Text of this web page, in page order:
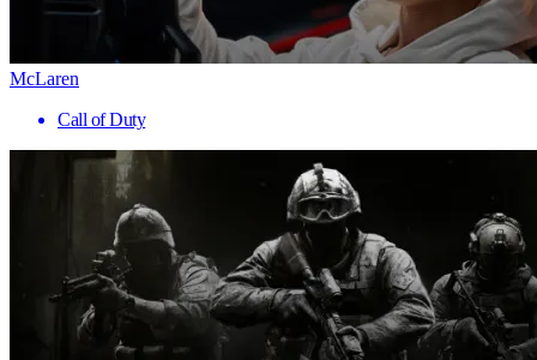
McLaren
Call of Duty